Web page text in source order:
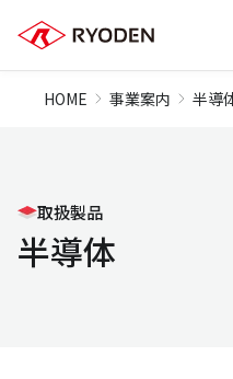
HOME 事業案内 半導
取扱製品
半導体